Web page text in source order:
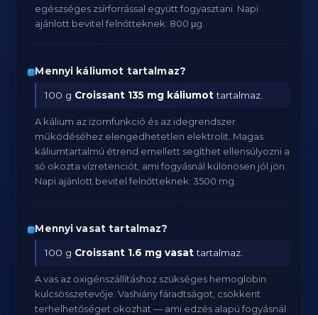
egészséges zsírforrással együtt fogyasztani. Napi
ajánlott bevitel felnőtteknek: 800 μg.
Mennyi káliumot tartalmaz?
100 g Croissant 135 mg káliumottartalmaz.
A kálium az izomfunkció és az idegrendszer
működéséhez elengedhetetlen elektrolit. Magas
káliumtartalmú étrend emellett segíthet ellensúlyozni a
só okozta vízretenciót, ami fogyásnál különösen jól jön.
Napi ajánlott bevitel felnőtteknek: 3500 mg.
Mennyi vasat tartalmaz?
100 g Croissant 1.6 mg vasattartalmaz.
A vas az oxigénszállításhoz szükséges hemoglobin
kulcsösszetevője. Vashiány fáradtságot, csökkent
terhelhetőséget okozhat — ami edzés alapú fogyásnál